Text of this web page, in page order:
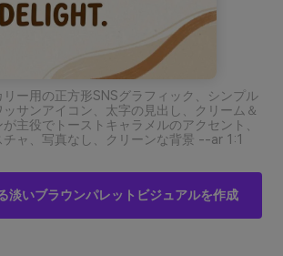
ー用の正方形SNSグラフィック、シンプル
サンアイコン、太字の見出し、クリーム＆
主役でトーストキャラメルのアクセント、
ャ、写真なし、クリーンな背景 --ar 1:1
淡いブラウンパレットビジュアルを作成